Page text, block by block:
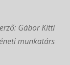
Gábor Kitti
munkatárs